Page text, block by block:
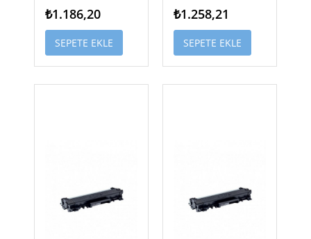
₺1.186,20
SEPETE EKLE
₺1.258,21
SEPETE EKLE